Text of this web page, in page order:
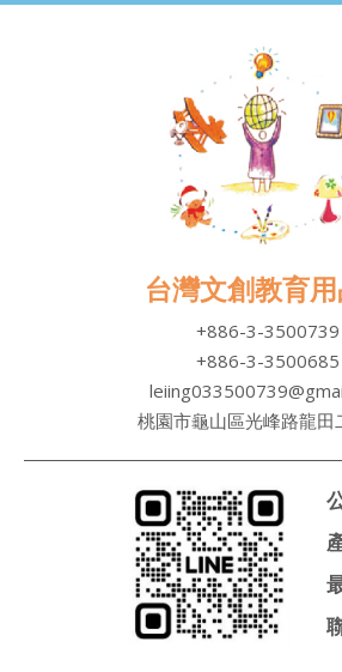
台灣文創教育
+886-3-3500739
+886-3-3500685
桃園市龜山區光峰路龍田